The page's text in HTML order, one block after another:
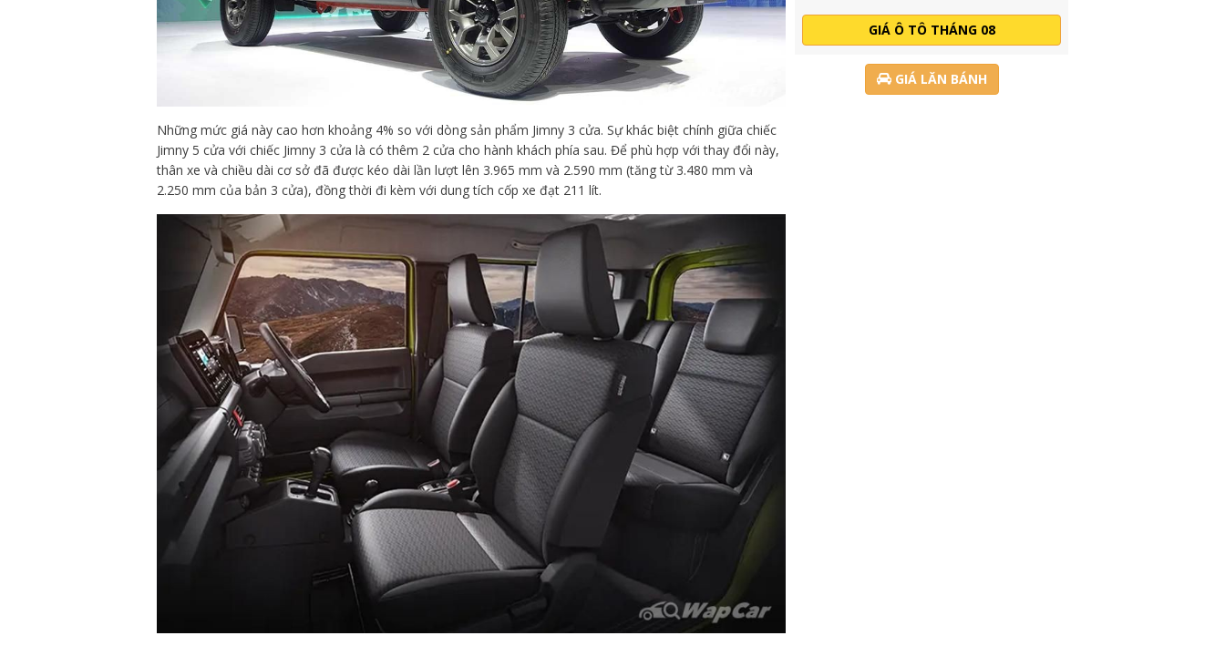
Những mức giá này cao hơn khoảng 4% so với dòng sản phẩm Jimny 3 cửa. Sự khác biệt chính giữa chiếc
Jimny 5 cửa với chiếc Jimny 3 cửa là có thêm 2 cửa cho hành khách phía sau. Để phù hợp với thay đổi này,
thân xe và chiều dài cơ sở đã được kéo dài lần lượt lên 3.965 mm và 2.590 mm (tăng từ 3.480 mm và
2.250 mm của bản 3 cửa), đồng thời đi kèm với dung tích cốp xe đạt 211 lít.
GIÁ Ô TÔ THÁNG 08
GIÁ LĂN BÁNH